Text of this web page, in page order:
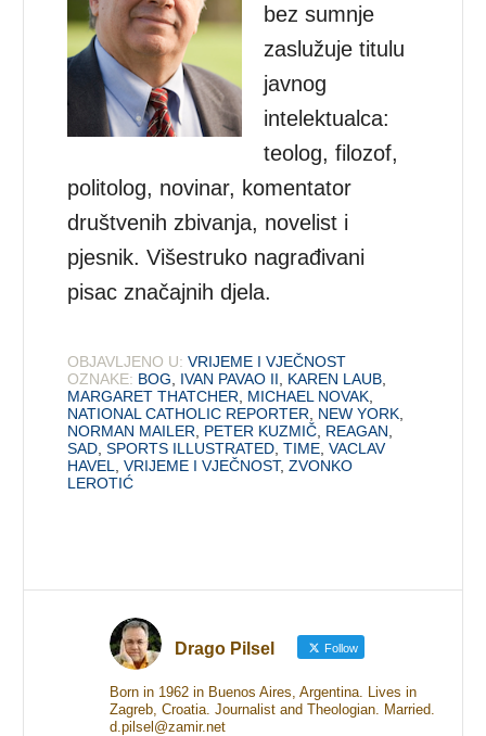
bez sumnje
zaslužuje titulu
javnog
intelektualca:
teolog, filozof,
politolog, novinar, komentator
društvenih zbivanja, novelist i
pjesnik. Višestruko nagrađivani
pisac značajnih djela.
OBJAVLJENO U: VRIJEME I VJEČNOST
OZNAKE: BOG IVAN PAVAO II KAREN LAUB
MARGARET THATCHER
MICHAEL NOVAK
NATIONAL CATHOLIC REPORTER
NEW YORK
NORMAN MAILER
PETER KUZMIČ REAGAN
SAD ,SPORTS ILLUSTRATED ,TIME ,VACLAV
HAVEL
,VRIJEME I VJEČNOST,ZVONKO
LEROTIĆ
Drago Pilsel Follow
Born in 1962 in Buenos Aires, Argentina. Lives in
Zagreb, Croatia. Journalist and Theologian. Married.
d.pilsel@zamir.net